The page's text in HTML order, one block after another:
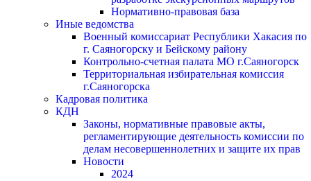
Нормативно-правовая база
Иные ведомства
Военный комиссариат Республики Хакасия по
г. Саяногорску и Бейскому району
Контрольно-счетная палата МО г.Саяногорск
Территориальная избирательная комиссия
г.Саяногорска
Кадровая политика
КДН
Законы, нормативные правовые акты,
регламентирующие деятельность комиссии по
делам несовершеннолетних и защите их прав
Новости
2024